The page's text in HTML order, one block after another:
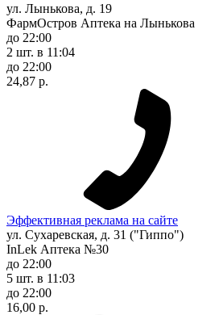
ул. Лынькова, д. 19
ФармОстров Аптека на Лынькова
до 22:00
2 шт. в 11:04
до 22:00
24,87 р.
Эффективная реклама на сайте
ул. Сухаревская, д. 31 ("Гиппо")
InLek Аптека №30
до 22:00
5 шт. в 11:03
до 22:00
16,00 р.